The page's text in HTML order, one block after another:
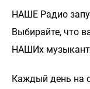
НАШЕ Радио
Выбирайте, что
НАШИх
Каждый день на